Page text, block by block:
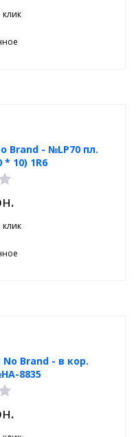
клик
Brand - №LP70 пл.
* 10) 1R6
клик
Brand - в кор.
8835